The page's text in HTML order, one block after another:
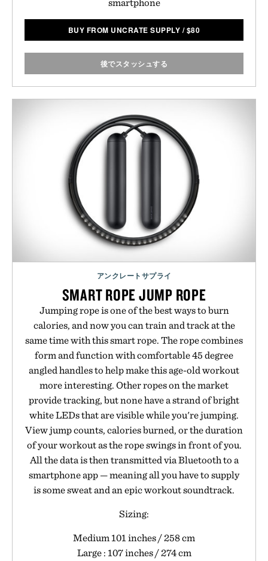
smartphone
BUY FROM UNCRATE SUPPLY /$80
後でスタッシュする
アンクレートサプライ
SMART ROPE JUMP ROPE
Jumping rope is one of the best ways to burn
calories, and now you can train and track at the
same time with this smart rope. The rope combines
form and function with comfortable 45 degree
angled handles to help make this age-old workout
more interesting. Other ropes on the market
provide tracking, but none have a strand of bright
white LEDs that are visible while you're jumping.
View jump counts, calories burned, or the duration
of your workout as the rope swings in front of you.
All the data is then transmitted via Bluetooth to a
smartphone app — meaning all you have to supply
is some sweat and an epic workout soundtrack.
Sizing:
Medium 101 inches / 258 cm
Large : 107 inches / 274 cm